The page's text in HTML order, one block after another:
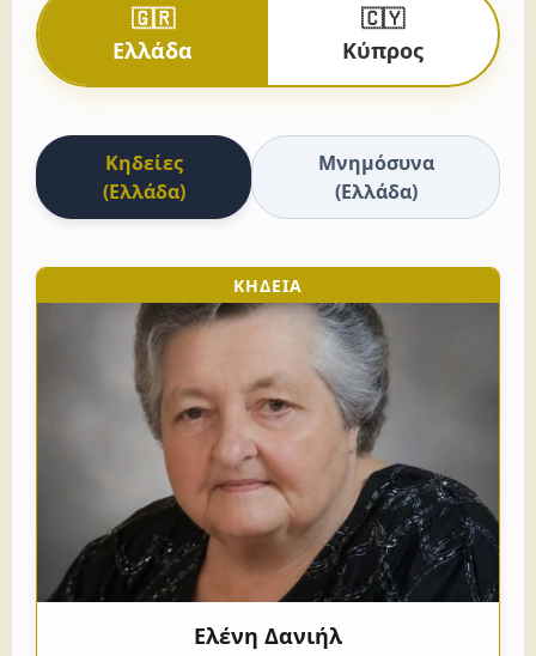
🇬🇷
Ελλάδα
🇨🇾
Κύπρος
Κηδείες
(Ελλάδα)
Μνημόσυνα
(Ελλάδα)
ΚΗΔΕΙΑ
Ελένη Δανιήλ